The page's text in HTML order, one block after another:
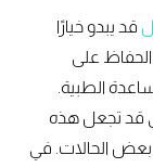
قد يبدو خيارًا
على
الطبية.
قد تجعل هذه
الحالات. في